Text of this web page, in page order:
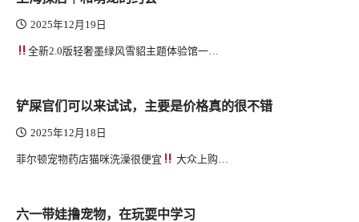
2025年12月19日
全新2.0版轻奢墨绿风雪貂主题体验馆一…
铲屎官们可以来试试，主要是价格真的很不错
2025年12月18日
菲尔顿宠物药店猫咪洗澡很便宜 大众上购…
六一带娃撸宠物，在玩耍中学习